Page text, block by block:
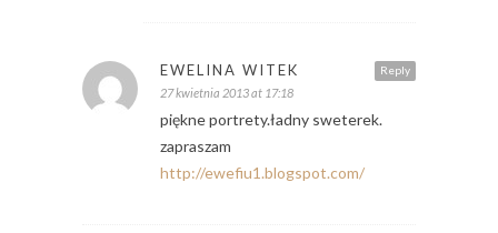
Reply
EWELINA WITEK
27 kwietnia 2013 at 17:18
piękne portrety.ładny sweterek.
zapraszam
http://ewefiu1.blogspot.com/